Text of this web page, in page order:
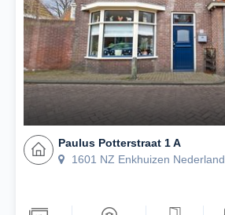
Paulus Potterstraat 1 A
1601 NZ Enkhuizen Nederland